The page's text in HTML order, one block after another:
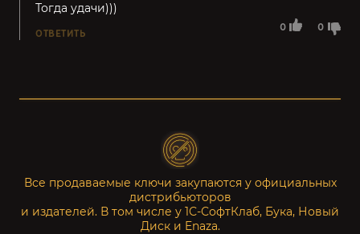
0 0
Тогда удачи)))
ОТВЕТИТЬ
Все продаваемые ключи закупаются у официальных
дистрибьюторов
и издателей. В том числе у 1С-СофтКлаб, Бука, Новый
Диск и Enaza.